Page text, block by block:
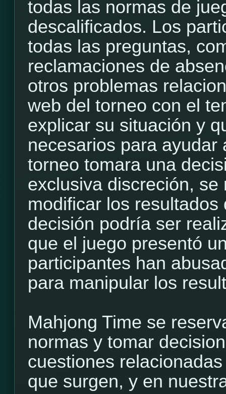
todas las normas de
descalificados. Los
todas las preguntas,
reclamaciones de
otros problemas
web del torneo con el
explicar su situación y
necesarios para
torneo tomara una
exclusiva discreción,
modificar los
decisión podría ser
que el juego presentó
participantes han
para manipular los
Mahjong Time se
normas y tomar
cuestiones
que surgen, y en